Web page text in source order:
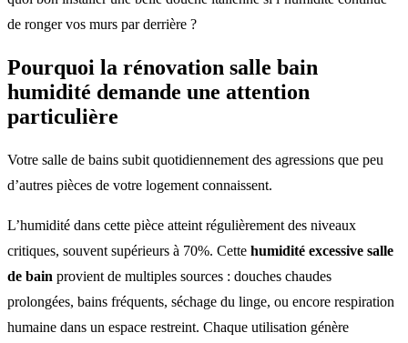
de ronger vos murs par derrière ?
Pourquoi la rénovation salle bain
humidité demande une attention
particulière
Votre salle de bains subit quotidiennement des agressions que peu
d’autres pièces de votre logement connaissent.
L’humidité dans cette pièce atteint régulièrement des niveaux
critiques, souvent supérieurs à 70%. Cette humidité excessive salle
de bain provient de multiples sources : douches chaudes
prolongées, bains fréquents, séchage du linge, ou encore respiration
humaine dans un espace restreint. Chaque utilisation génère